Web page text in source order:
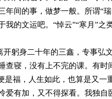
年间的事，做梦一般。所谓“
我的文运吧。“悼云”“寒月”之
开躬身二十年的三鑫，专事弘
查寝，没有上不完的课。有时
是福，人生如此，也算是又一
爱有加，又不得探看。我独自